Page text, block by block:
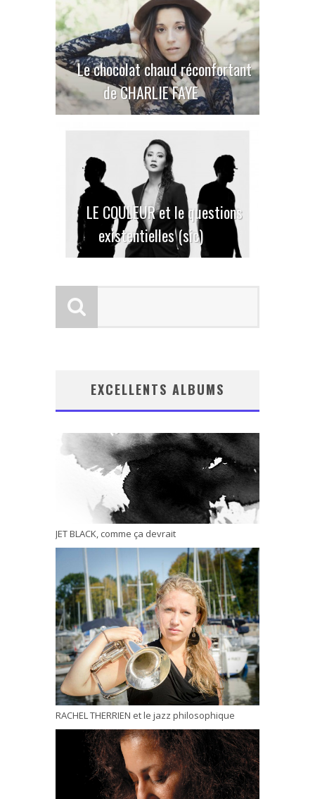
Le chocolat chaud réconfortant
de CHARLIE FAYE
LE COULEUR et le questions
existentielles (sic)
EXCELLENTS ALBUMS
JET BLACK, comme ça devrait
RACHEL THERRIEN et le jazz philosophique